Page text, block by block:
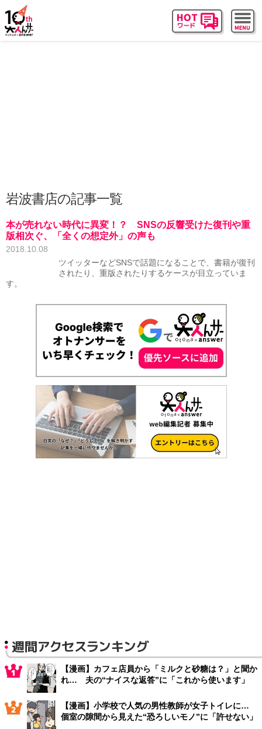
岩波書店の記事一覧
本が売れない時代に異変！？ SNSの反響受けた復刊や重
版相次ぐ、「全くの想定外」の声も
2018.10.08
ツイッターなどSNSで話題になることで、書籍が復刊
されたり、重版されたりするケースが目立っていま
す。
週間アクセスランキング
【漫画】カフェ店員から「ミルクと砂糖は？」と聞か
れ… 夫の“ナイスな返答”に「これから使います」
【漫画】小学校で人気の男性教師が女子トイレに…
個室の隙間から見えた“恐ろしいモノ”に「許せない」